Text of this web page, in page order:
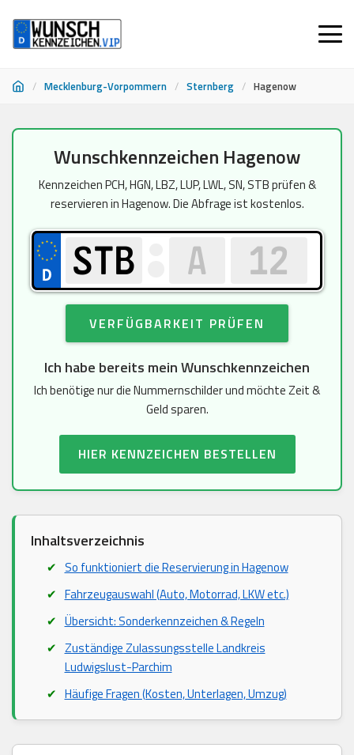
/ Mecklenburg-Vorpommern / Sternberg / Hagenow
springen
Wunschkennzeichen Hagenow
Kennzeichen PCH, HGN, LBZ, LUP, LWL, SN, STB prüfen &
reservieren in Hagenow. Die Abfrage ist kostenlos.
VERFÜGBARKEIT PRÜFEN
Ich habe bereits mein Wunschkennzeichen
Ich benötige nur die Nummernschilder und möchte Zeit &
Geld sparen.
HIER KENNZEICHEN BESTELLEN
Inhaltsverzeichnis
So funktioniert die Reservierung in Hagenow
Fahrzeugauswahl (Auto, Motorrad, LKW etc.)
Übersicht: Sonderkennzeichen & Regeln
Zuständige Zulassungsstelle Landkreis
Ludwigslust-Parchim
Häufige Fragen (Kosten, Unterlagen, Umzug)